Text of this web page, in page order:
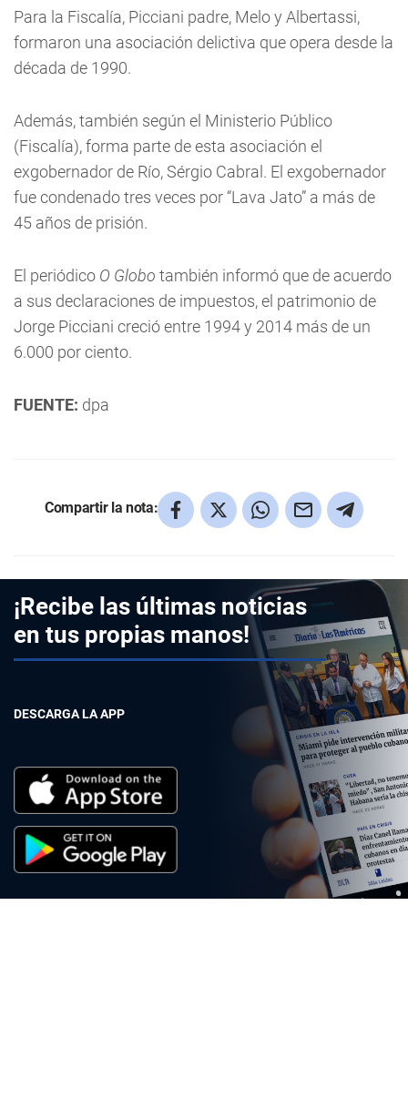
Para la Fiscalía, Picciani padre, Melo y Albertassi,
formaron una asociación delictiva que opera desde la
década de 1990.
Además, también según el Ministerio Público
(Fiscalía), forma parte de esta asociación el
exgobernador de Río, Sérgio Cabral. El exgobernador
fue condenado tres veces por “Lava Jato” a más de
45 años de prisión.
El periódico O Globo también informó que de acuerdo
a sus declaraciones de impuestos, el patrimonio de
Jorge Picciani creció entre 1994 y 2014 más de un
6.000 por ciento.
FUENTE: dpa
Compartir la nota:
¡Recibe las últimas noticias
en tus propias manos!
DESCARGA LA APP